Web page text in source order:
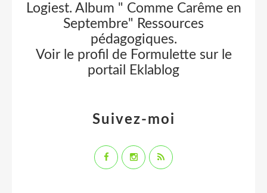
Logiest. Album " Comme Carême en
Septembre" Ressources
pédagogiques.
Voir le profil de Formulettesur le
portail Eklablog
Suivez-moi